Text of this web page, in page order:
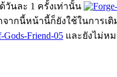
วันละ 1 ครั้งเท่านั้น
ากนี้หน้านี้ก็ยังใช้ในการเ
และยังไม่ห